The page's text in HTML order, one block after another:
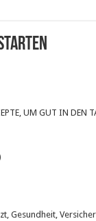
UM GUT IN DEN
Gesundheit,